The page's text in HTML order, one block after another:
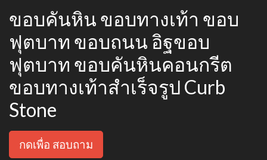
ขอบคันหิน ขอบทางเท้า ขอบ
ฟุตบาท ขอบถนน อิฐขอบ
ฟุตบาท ขอบคันหินคอนกรีต
ขอบทางเท้าสำเร็จรูป Curb
Stone
กดเพื่อ สอบถาม